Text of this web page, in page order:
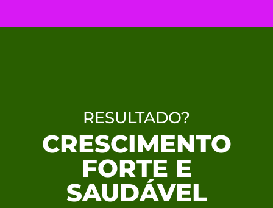
RESULTADO?
CRESCIMENTO
FORTE E
SAUDÁVEL